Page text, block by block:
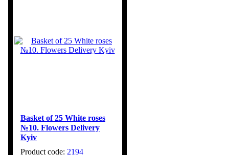
Basket of 25 White roses
№10. Flowers Delivery
Kyiv
2194